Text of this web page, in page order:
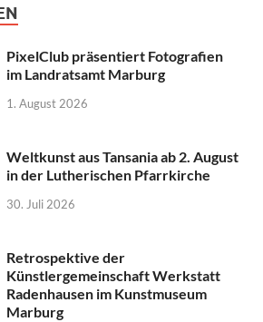
PixelClub präsentiert Fotografien
im Landratsamt Marburg
1. August 2026
Weltkunst aus Tansania ab 2. August
in der Lutherischen Pfarrkirche
30. Juli 2026
Retrospektive der
Künstlergemeinschaft Werkstatt
Radenhausen im Kunstmuseum
Marburg